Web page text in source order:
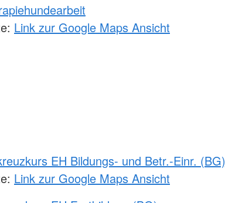
Link zur Google Maps Ansicht
EH Bildungs- und Betr.-Einr. (BG)
Link zur Google Maps Ansicht